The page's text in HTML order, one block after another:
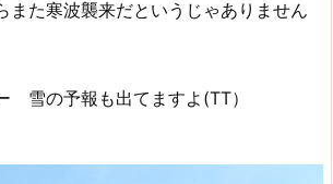
また寒波襲来だというじゃありません
雪の予報も出てますよ(TT）